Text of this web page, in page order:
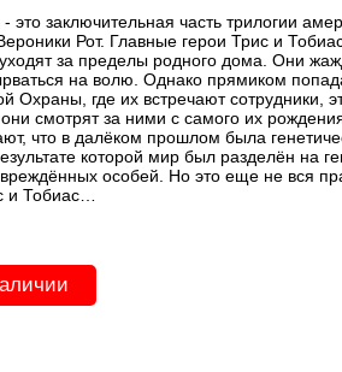
это заключительная часть трилогии
Рот. Главные герои Трис и
за пределы родного дома. Они
на волю. Однако прямиком
Охраны, где их встречают сотрудники,
смотрят за ними с самого их
что в далёком прошлом была
которой мир был разделён на
особей. Но это еще не вся
и Тобиас…